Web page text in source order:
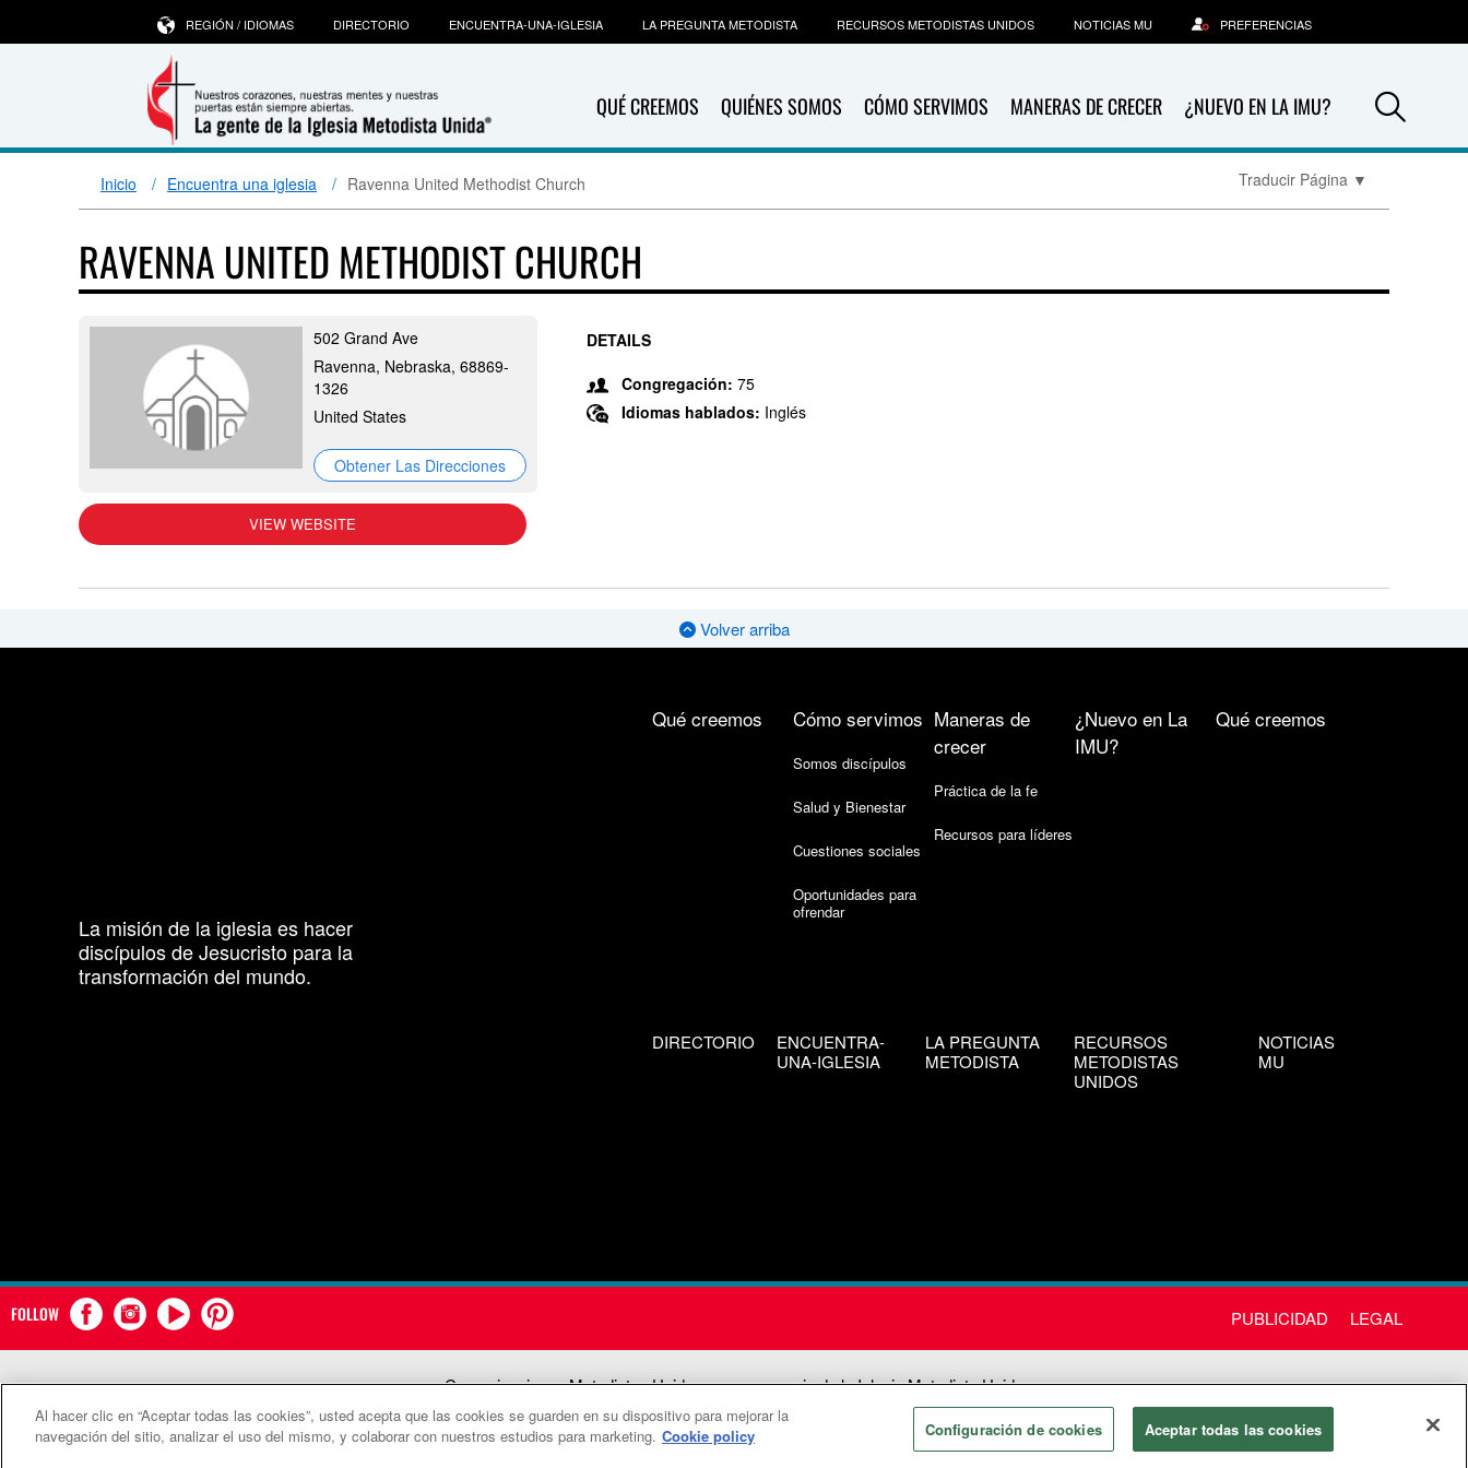
QUÉ CREEMOS QUIÉNES SOMOS CÓMO SERVIMOS MANERAS DE CRECER ¿NUEVO EN LA IMU?
REGIÓN / IDIOMAS DIRECTORIO ENCUENTRA-UNA-IGLESIA LA PREGUNTA METODISTA RECURSOS METODISTAS UNIDOS NOTICIAS MU PREFERENCIAS
Inicio Encuentra una iglesia Ravenna United Methodist Church Traducir Página ▼
RAVENNA UNITED METHODIST CHURCH
502 Grand Ave
Ravenna, Nebraska, 68869-
1326
United States
Obtener Las Direcciones
VIEW WEBSITE
DETAILS
Congregación: 75
Idiomas hablados: Inglés
Volver arriba
La misión de la iglesia es hacer
discípulos de Jesucristo para la
transformación del mundo.
Qué creemos Cómo servimos
Somos discípulos
Salud y Bienestar
Cuestiones sociales
Oportunidades para
ofrendar
Maneras de
crecer
Práctica de la fe
Recursos para líderes
¿Nuevo en La
IMU?
Qué creemos
DIRECTORIO
ENCUENTRA-
UNA-IGLESIA
LA PREGUNTA
METODISTA
RECURSOS
METODISTAS
UNIDOS
NOTICIAS
MU
FOLLOW PUBLICIDAD LEGAL
Comunicaciones Metodistas Unidas es una agencia de la Iglesia Metodista Unida
©2026 Comunicaciones Metodistas Unidas. Reservados todos los derechos
Al hacer clic en “Aceptar todas las cookies”, usted acepta que las cookies se guarden en su dispositivo para mejorar la
navegación del sitio, analizar el uso del mismo, y colaborar con nuestros estudios para marketing. Cookie policy Configuración de cookies Aceptar todas las cookies